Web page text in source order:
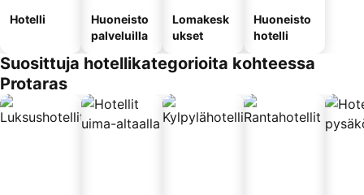
Hotelli
Huoneisto
palveluilla
Lomakesk
ukset
Huoneisto
hotelli
Suosittuja hotellikategorioita kohteessa
Protaras